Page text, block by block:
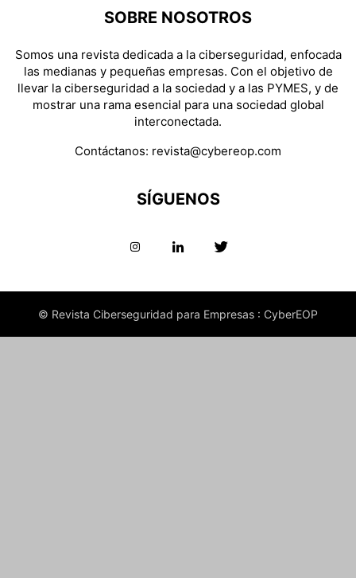
SOBRE NOSOTROS
Somos una revista dedicada a la ciberseguridad, enfocada
las medianas y pequeñas empresas. Con el objetivo de
llevar la ciberseguridad a la sociedad y a las PYMES, y de
mostrar una rama esencial para una sociedad global
interconectada.
Contáctanos: revista@cybereop.com
SÍGUENOS
© Revista Ciberseguridad para Empresas : CyberEOP